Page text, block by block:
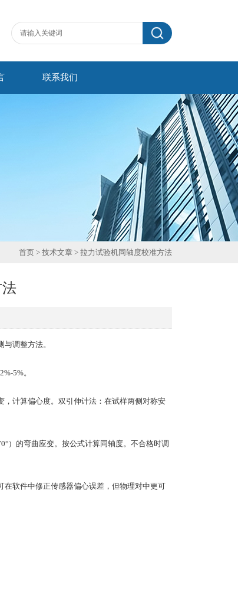
联系我们
首页 > 技术文章 > 拉力试验机同轴度校准方法
调整方法。
5%。
计算偏心度。双引伸计法：在试样两侧对称安
）的弯曲应变。按公式计算同轴度。不合格时调
软件中修正传感器偏心误差，但物理对中更可